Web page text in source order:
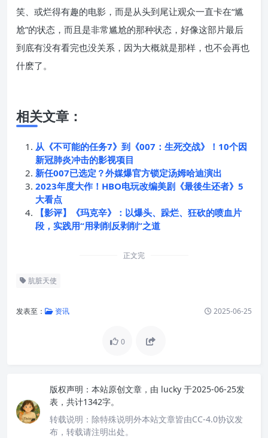
笑、或烂得有趣的电影，而是从头到尾让观众一直卡在“尴
尬”的状态，而且是非常尴尬的那种状态，好像这部片最后
到底有没有看完也没关系，因为大概就是那样，也不会再也
什麽了。
相关文章：
从《不可能的任务7》到《007：生死交战》！10个因
新冠肺炎冲击的影视项目
新任007已选定？外媒爆官方锁定汤姆哈迪演出
2023年度大作！HBO电玩改编美剧《最後生还者》5
大看点
【影评】《玛克辛》：以爆头、跺烂、狂砍的喷血片
段，实践用“用剥削反剥削”之道
正文完
肮脏天使
发表至： 资讯 2025-06-25
0
版权声明： 本站原创文章，由 lucky 于2025-06-25发
表，共计1342字。
转载说明： 除特殊说明外本站文章皆由CC-4.0协议发
布，转载请注明出处。